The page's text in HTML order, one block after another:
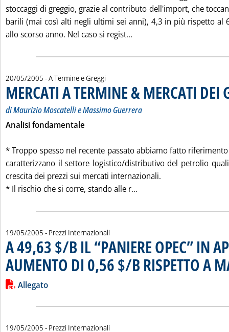
stoccaggi di greggio, grazie al contributo dell'import, che
barili (mai così alti negli ultimi sei anni), 4,3 in più rispetto al
allo scorso anno. Nel caso si regist...
20/05/2005 - A Termine e Greggi
MERCATI A TERMINE & MERCATI DEI
di Maurizio Moscatelli e Massimo Guerrera
Analisi fondamentale
* Troppo spesso nel recente passato abbiamo fatto
caratterizzano il settore logistico/distributivo del petrolio
crescita dei prezzi sui mercati internazionali.
* Il rischio che si corre, stando alle r...
19/05/2005 - Prezzi Internazionali
A 49,63 $/B IL “PANIERE OPEC” IN
AUMENTO DI 0,56 $/B RISPETTO A
Leggi tutta la notizia: 'A 49,63 $/B IL “PANIERE OPEC” IN
Lista allegati PDF alla notizia
Allegato
19/05/2005 - Prezzi Internazionali